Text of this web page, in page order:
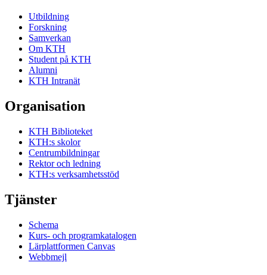
Utbildning
Forskning
Samverkan
Om KTH
Student på KTH
Alumni
KTH Intranät
Organisation
KTH Biblioteket
KTH:s skolor
Centrumbildningar
Rektor och ledning
KTH:s verksamhetsstöd
Tjänster
Schema
Kurs- och programkatalogen
Lärplattformen Canvas
Webbmejl